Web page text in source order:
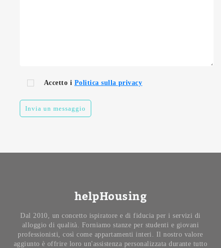
Accetto i Politica sulla privacy
Invia un messaggio
helpHousing
Dal 2010, un concetto ispiratore e di fiducia per i servizi di
alloggio di qualità. Forniamo stanze per studenti e giovani
professionisti, così come appartamenti interi. Il nostro valore
aggiunto è offrire loro un'assistenza personalizzata durante tutto